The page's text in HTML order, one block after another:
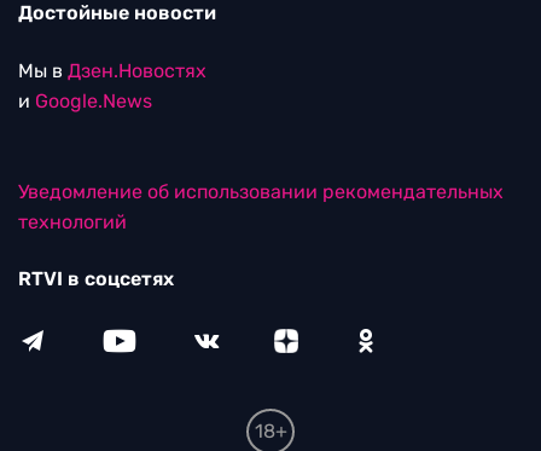
Достойные новости
Мы в Дзен.Новостях
и Google.News
Уведомление об использовании рекомендательных
технологий
RTVI в соцсетях
18+